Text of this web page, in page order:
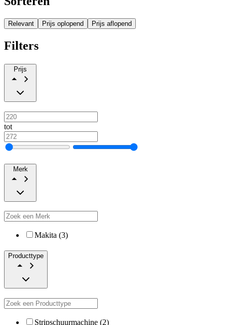
Relevant Prijs oplopend Prijs aflopend
Filters
Prijs
tot
Merk
Makita (3)
Producttype
Stripschuurmachine (2)